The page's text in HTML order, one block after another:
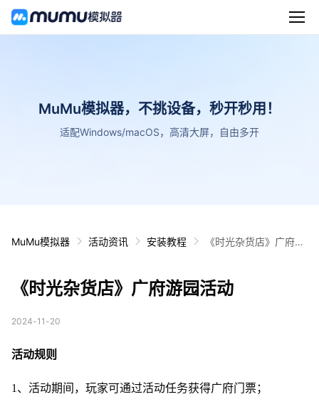
MuMu模拟器，不挑设备，秒开秒用！
适配Windows/macOS，高清大屏，自由多开
MuMu模拟器 活动资讯 安装教程
《时光杂货店》广府游
《时光杂货店》广府游园活动
2024-11-20
活动规则
1、活动期间，玩家可通过活动任务获得广府门票；